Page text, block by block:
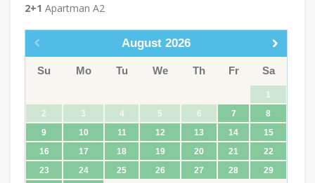
2+1 Apartman A2
August 2026
Su Mo Tu We Th Fr Sa
1
2
3 4 5 6 7
8
9
10 11 12 13 14
15
16
17 18 19 20 21
22
23
24 25 26 27 28
29